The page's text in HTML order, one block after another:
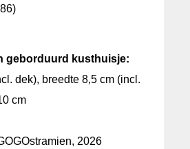
geborduurd kusthuisje:
dek), breedte 8,5 cm (incl.
cm
2026